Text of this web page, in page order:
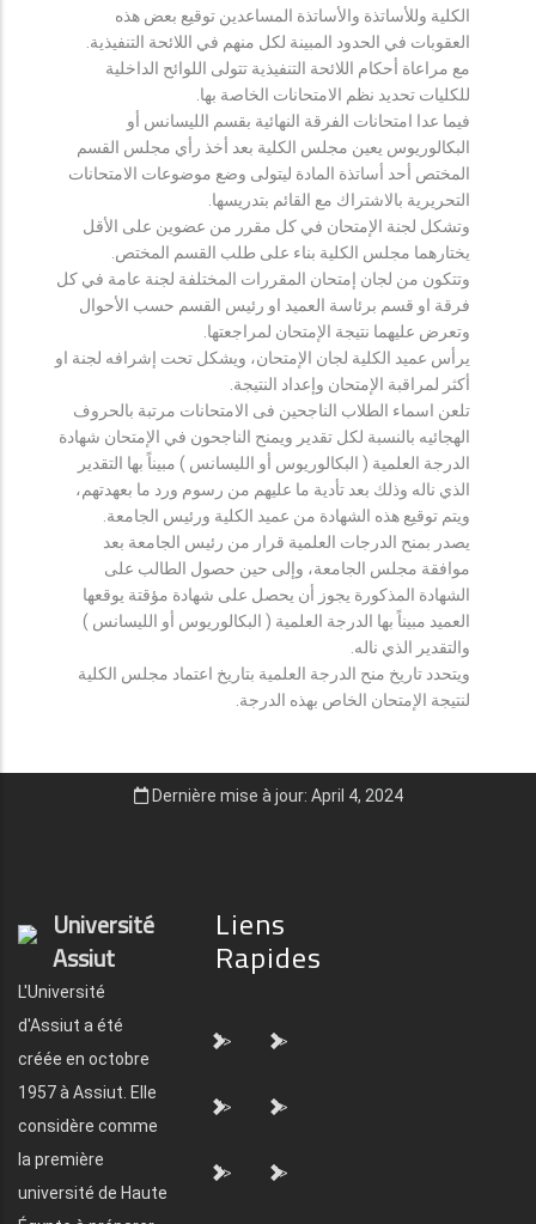
الكلية وللأساتذة والأساتذة المساعدين توقيع بعض هذه
العقوبات في الحدود المبينة لكل منهم في اللائحة التنفيذية.
مع مراعاة أحكام اللائحة التنفيذية تتولى اللوائح الداخلية
للكليات تحديد نظم الامتحانات الخاصة بها.
فيما عدا امتحانات الفرقة النهائية بقسم الليسانس أو
البكالوريوس يعين مجلس الكلية بعد أخذ رأي مجلس القسم
المختص أحد أساتذة المادة ليتولى وضع موضوعات الامتحانات
التحريرية بالاشتراك مع القائم بتدريسها.
وتشكل لجنة الإمتحان في كل مقرر من عضوين على الأقل
يختارهما مجلس الكلية بناء على طلب القسم المختص.
وتتكون من لجان إمتحان المقررات المختلفة لجنة عامة في كل
فرقة او قسم برئاسة العميد او رئيس القسم حسب الأحوال
وتعرض عليهما نتيجة الإمتحان لمراجعتها.
يرأس عميد الكلية لجان الإمتحان، ويشكل تحت إشرافه لجنة او
أكثر لمراقبة الإمتحان وإعداد النتيجة.
تلعن اسماء الطلاب الناجحين فى الامتحانات مرتبة بالحروف
الهجائيه بالنسبة لكل تقدير ويمنح الناجحون في الإمتحان شهادة
الدرجة العلمية ( البكالوريوس أو الليسانس ) مبيناً بها التقدير
الذي ناله وذلك بعد تأدية ما عليهم من رسوم ورد ما بعهدتهم،
ويتم توقيع هذه الشهادة من عميد الكلية ورئيس الجامعة.
يصدر بمنح الدرجات العلمية قرار من رئيس الجامعة بعد
موافقة مجلس الجامعة، وإلى حين حصول الطالب على
الشهادة المذكورة يجوز أن يحصل على شهادة مؤقتة يوقعها
العميد مبيناً بها الدرجة العلمية ( البكالوريوس أو الليسانس )
والتقدير الذي ناله.
ويتحدد تاريخ منح الدرجة العلمية بتاريخ اعتماد مجلس الكلية
لنتيجة الإمتحان الخاص بهذه الدرجة.
Dernière mise à jour: April 4, 2024
Université
Assiut
L'Université
d'Assiut a été
créée en octobre
1957 à Assiut. Elle
considère comme
la première
université de Haute
Liens
Rapides
"> ">
"> ">
"> ">